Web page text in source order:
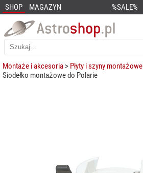
SHOP MAGAZYN %SALE%
Montaże i akcesoria > Płyty i szyny montażowe
Siodełko montażowe do Polarie